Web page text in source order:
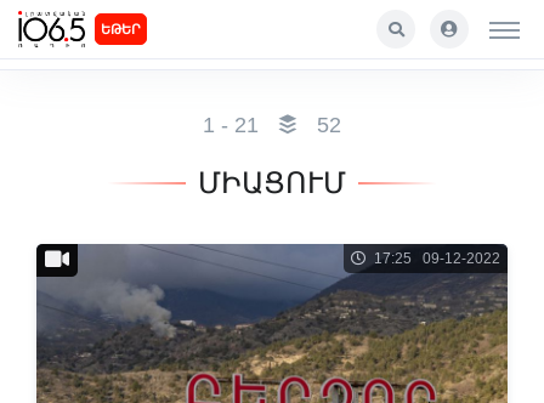
ԵԹԵՐ
1 - 21 52
ՄԻԱՑՈՒՄ
17:25 09-12-2022